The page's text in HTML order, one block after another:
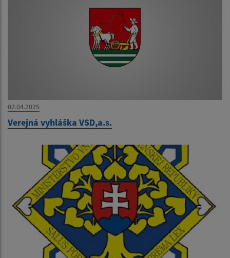
02.04.2025
Verejná vyhláška VSD,a.s.